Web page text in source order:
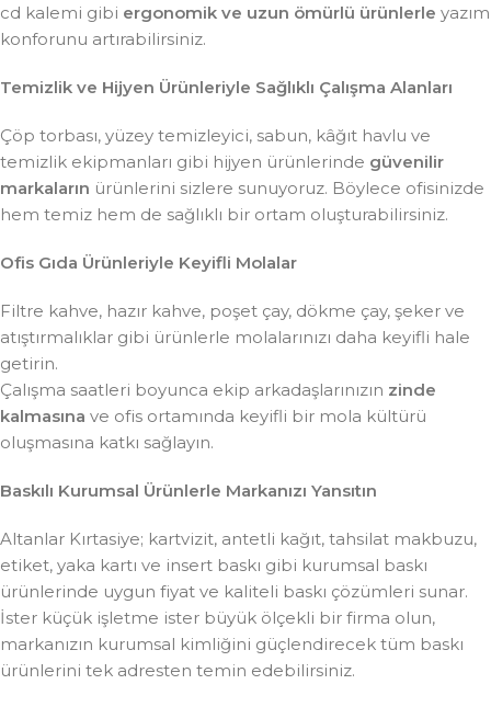
cd kalemi gibi ergonomik ve uzun ömürlü ürünlerle yazım
konforunu artırabilirsiniz.
Temizlik ve Hijyen Ürünleriyle Sağlıklı Çalışma Alanları
Çöp torbası, yüzey temizleyici, sabun, kâğıt havlu ve
temizlik ekipmanları gibi hijyen ürünlerinde güvenilir
markaların ürünlerini sizlere sunuyoruz. Böylece ofisinizde
hem temiz hem de sağlıklı bir ortam oluşturabilirsiniz.
Ofis Gıda Ürünleriyle Keyifli Molalar
Filtre kahve, hazır kahve, poşet çay, dökme çay, şeker ve
atıştırmalıklar gibi ürünlerle molalarınızı daha keyifli hale
getirin.
Çalışma saatleri boyunca ekip arkadaşlarınızın zinde
kalmasına ve ofis ortamında keyifli bir mola kültürü
oluşmasına katkı sağlayın.
Baskılı Kurumsal Ürünlerle Markanızı Yansıtın
Altanlar Kırtasiye; kartvizit, antetli kağıt, tahsilat makbuzu,
etiket, yaka kartı ve insert baskı gibi kurumsal baskı
ürünlerinde uygun fiyat ve kaliteli baskı çözümleri sunar.
İster küçük işletme ister büyük ölçekli bir firma olun,
markanızın kurumsal kimliğini güçlendirecek tüm baskı
ürünlerini tek adresten temin edebilirsiniz.